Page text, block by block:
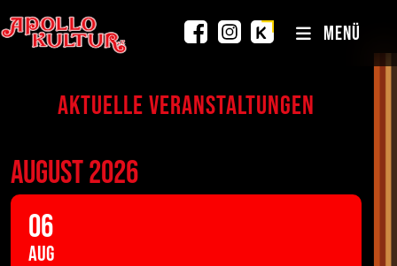
MENÜ
Aktuelle Veranstaltungen
AUGUST 2026
06
AUG